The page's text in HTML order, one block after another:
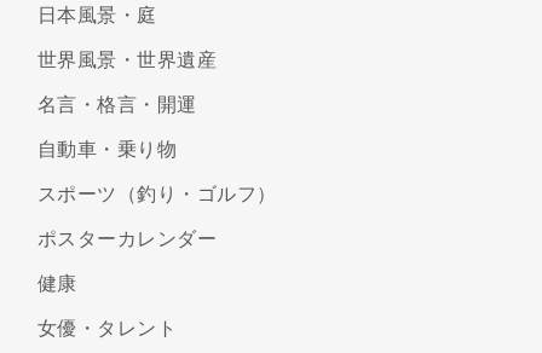
日本風景・庭
世界風景・世界遺産
名言・格言・開運
自動車・乗り物
スポーツ（釣り・ゴルフ）
ポスターカレンダー
健康
女優・タレント